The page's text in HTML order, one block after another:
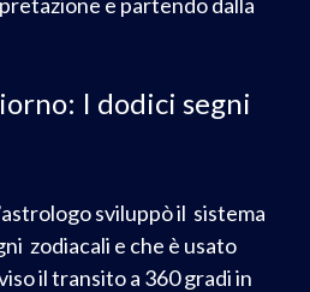
I dodici segni
sviluppò il sistema
zodiacali e che è usato
il transito a 360 gradi in